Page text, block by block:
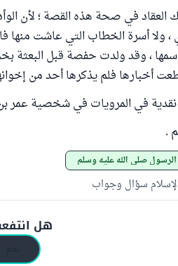
في صحة هذه القصة ؛ لأن
ولا أسرة الخطاب التي عاشت منها
، وقد ولدت حفصة قبل البعثة
أخبارها فلم يذكرها أحد من
في المرويات في شخصية عمر بن
.
الرسول صلى الله عليه وسلم
سؤال وجواب
هل